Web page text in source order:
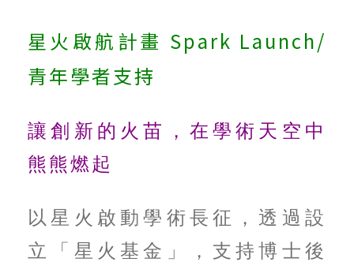
星火啟航計畫 Spark Launch/
青年學者支持
讓創新的火苗，在學術天空中
熊熊燃起
以星火啟動學術長征，透過設
立「星火基金」，支持博士後